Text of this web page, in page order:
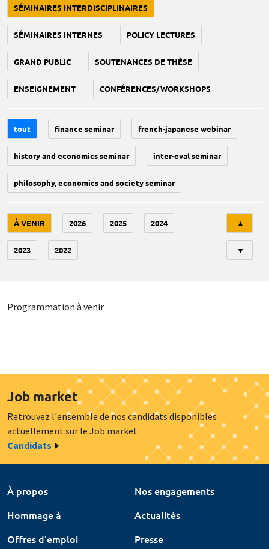
SÉMINAIRES INTERDISCIPLINAIRES
SÉMINAIRES INTERNES POLICY LECTURES
GRAND PUBLIC SOUTENANCES DE THÈSE
ENSEIGNEMENT CONFÉRENCES/WORKSHOPS
tout finance seminar french-japanese webinar
history and economics seminar inter-eval seminar
philosophy, economics and society seminar
À VENIR 2026 2025 2024
2023 2022
▲
▼
Programmation à venir
Job market
Retrouvez l'ensemble de nos candidats disponibles
actuellement sur le Job market
Candidats
À propos
Nos engagements
Hommage à
Actualités
Offres d'emploi
Presse